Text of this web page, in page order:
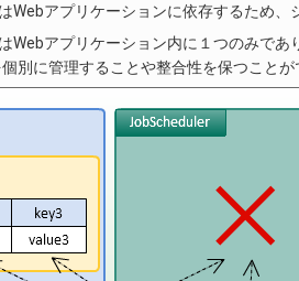
Webアプリケーションに依存するため
Webアプリケーション内に１つのみで
別に管理することや整合性を保つこと